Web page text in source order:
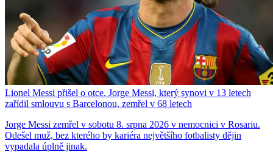
Lionel Messi přišel o otce. Jorge Messi, který synovi v 13 letech
zařídil smlouvu s Barcelonou, zemřel v 68 letech
Jorge Messi zemřel v sobotu 8. srpna 2026 v nemocnici v Rosariu.
Odešel muž, bez kterého by kariéra největšího fotbalisty dějin
vypadala úplně jinak.